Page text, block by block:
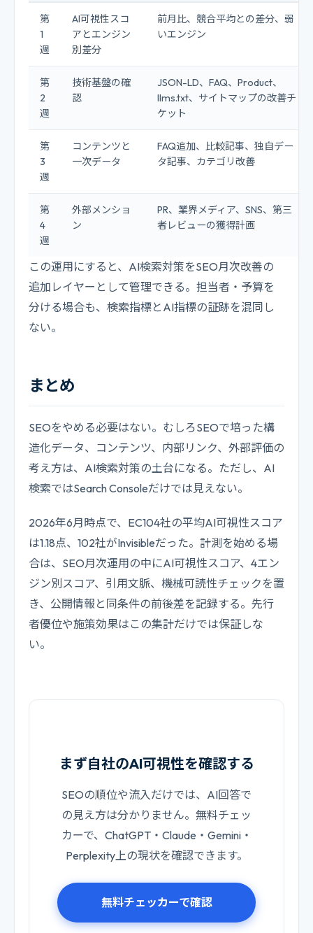
第
1
週
AI可視性スコ
アとエンジン
別差分
前月比、競合平均との差分、弱
いエンジン
第
2
週
技術基盤の確
認
JSON-LD、FAQ、Product、
llms.txt、サイトマップの改善チ
ケット
第
3
週
コンテンツと
一次データ
FAQ追加、比較記事、独自デー
タ記事、カテゴリ改善
第
4
週
外部メンショ
ン
PR、業界メディア、SNS、第三
者レビューの獲得計画
この運用にすると、AI検索対策をSEO月次改善の
追加レイヤーとして管理できる。担当者・予算を
分ける場合も、検索指標とAI指標の証跡を混同し
ない。
まとめ
SEOをやめる必要はない。むしろSEOで培った構
造化データ、コンテンツ、内部リンク、外部評価の
考え方は、AI検索対策の土台になる。ただし、AI
検索ではSearch Consoleだけでは見えない。
2026年6月時点で、EC104社の平均AI可視性スコア
は1.18点、102社がInvisibleだった。計測を始める場
合は、SEO月次運用の中にAI可視性スコア、4エン
ジン別スコア、引用文脈、機械可読性チェックを置
き、公開情報と同条件の前後差を記録する。先行
者優位や施策効果はこの集計だけでは保証しな
い。
まず自社のAI可視性を確認する
SEOの順位や流入だけでは、AI回答で
の見え方は分かりません。無料チェッ
カーで、ChatGPT・Claude・Gemini・
Perplexity上の現状を確認できます。
無料チェッカーで確認